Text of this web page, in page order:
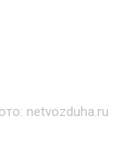
netvozduha.ru